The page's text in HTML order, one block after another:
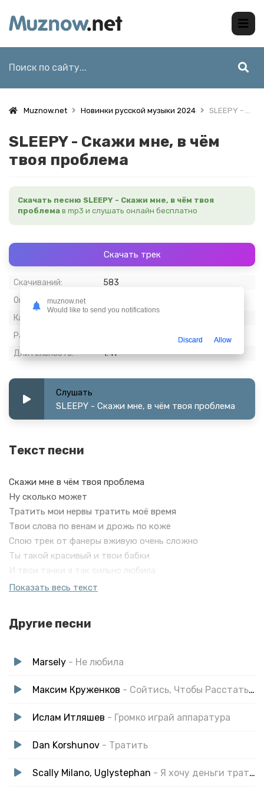
Muznow.net Новинки русской музыки 2024 SLEEPY - Скажи мне, в чём твоя проблема
SLEEPY - Скажи мне, в чём
твоя проблема
Скачать песню SLEEPY - Скажи мне, в чём твоя
проблема в mp3 и слушать онлайн бесплатно
Скачать трек
Скачиваний:
583
Опубликовано:
Качество:
Размер:
Длительность:
1:47
Слушать
SLEEPY - Скажи мне, в чём твоя проблема
Текст песни
Скажи мне в чём твоя проблема
Ну сколько может
Тратить мои нервы тратить моё время
Твои слова по венам и дрожь по коже
Спою трек от фанеры вживую очень сложно
Ты такой красивый и твои бабки
И твои тачки я так сильно любила
Тратить мои нервы тратить моё время
Спою трек от фанеры вживую очень сложно
И твои тачки я так сильно любила
Показать весь текст
Другие песни
Marsely - Не любила
Максим Круженков - Сойтись, Чтобы Расстаться
Ислам Итляшев - Громко играй аппаратура
Dan Korshunov - Тратить
Scally Milano, Uglystephan - Я хочу деньги тратить (speed up)
muznow.net
Would like to send you notifications
Discard Allow